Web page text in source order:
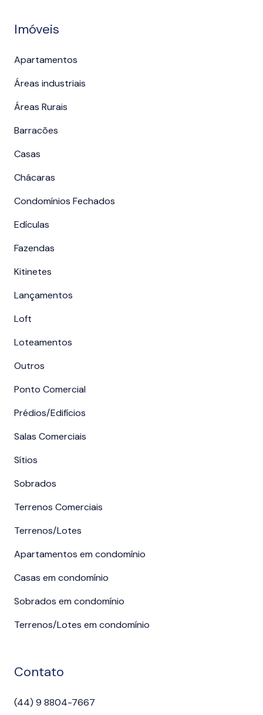
Imóveis
Apartamentos
Áreas industriais
Áreas Rurais
Barracões
Casas
Chácaras
Condomínios Fechados
Edículas
Fazendas
Kitinetes
Lançamentos
Loft
Loteamentos
Outros
Ponto Comercial
Prédios/Edifícios
Salas Comerciais
Sítios
Sobrados
Terrenos Comerciais
Terrenos/Lotes
Apartamentos em condomínio
Casas em condomínio
Sobrados em condomínio
Terrenos/Lotes em condomínio
Contato
(44) 9 8804-7667